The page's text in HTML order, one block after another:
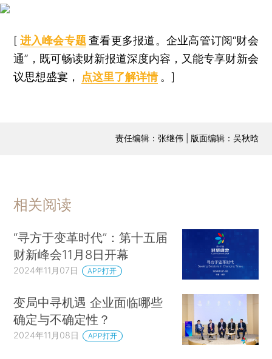
[ 进入峰会专题 查看更多报道。企业高管订阅“财会
通”，既可畅读财新报道深度内容，又能专享财新会
议思想盛宴，
点这里了解详情 。]
责任编辑：张继伟 | 版面编辑：吴秋晗
相关阅读
“寻方于变革时代”：第十五届
财新峰会11月8日开幕
2024年11月07日 APP打开
变局中寻机遇 企业面临哪些
确定与不确定性？
2024年11月08日 APP打开